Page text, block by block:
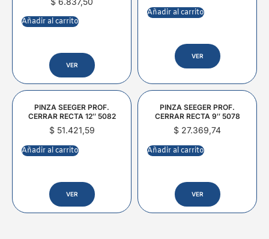
Añadir al carrito
VER
Añadir al carrito
VER
PINZA SEEGER PROF.
CERRAR RECTA 12″ 5082
$51.421,59
Añadir al carrito
VER
PINZA SEEGER PROF.
CERRAR RECTA 9″ 5078
$ 27.369,74
Añadir al carrito
VER